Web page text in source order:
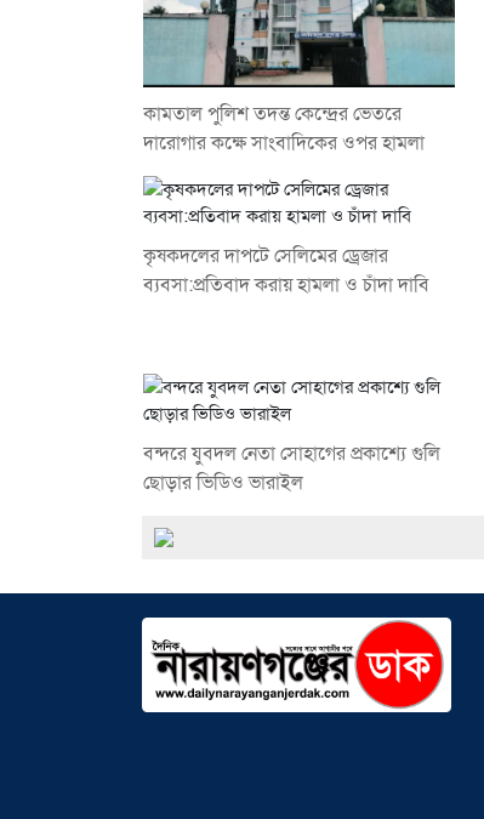
কামতাল পুলিশ তদন্ত কেন্দ্রের ভেতরে
দারোগার কক্ষে সাংবাদিকের ওপর হামলা
কৃষকদলের দাপটে সেলিমের ড্রেজার
ব্যবসা:প্রতিবাদ করায় হামলা ও চাঁদা দাবি
বন্দরে যুবদল নেতা সোহাগের প্রকাশ্যে গুলি
ছোড়ার ভিডিও ভারাইল